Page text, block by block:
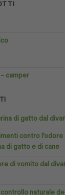
camper
di gatto dal
contro l’odore
di gatto e di cane
di vomito dal
naturale